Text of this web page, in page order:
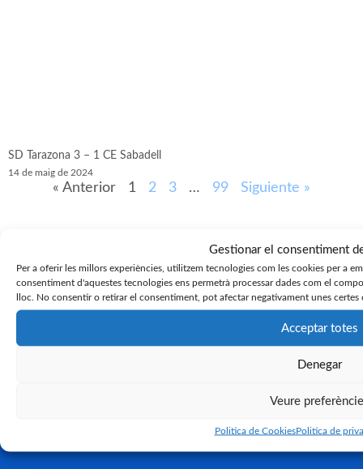
Gestionar el consentiment
Per a oferir les millors experiències, utilitzem tecnologies com les cookies per a
consentiment d'aquestes tecnologies ens permetrà processar dades com el
lloc. No consentir o retirar el consentiment, pot afectar negativament unes
Acceptar totes
Denegar
Veure
Politica de CookiesPolitica de
SD Tarazona 3 – 1 CE Sabadell
14 de maig de 2024
« Anterior 1 2 3 … 99 Siguiente »